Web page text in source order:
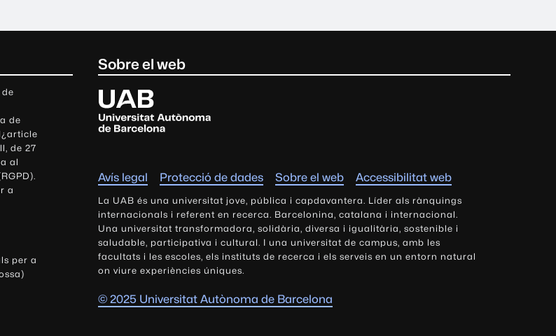
de
de 27
al
a
per a
Sobre el web
U
n
i
s
i
t
a
t
A
u
t
ò
Avís legal Protecció de dades Sobre el web Accessibilitat web
La UAB és una universitat jove, pública i capdavantera. Líder als rànquings
internacionals i referent en recerca. Barcelonina, catalana i internacional.
Una universitat transformadora, solidària, diversa i igualitària, sostenible i
saludable, participativa i cultural. I una universitat de campus, amb les
facultats i les escoles, els instituts de recerca i els serveis en un entorn natural
on viure experiències úniques.
© 2025 Universitat Autònoma de Barcelona